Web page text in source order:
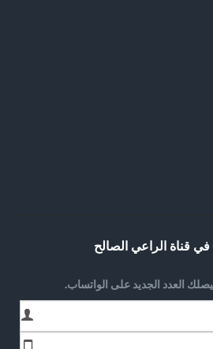
في قناة الراعي الصالح
العدد الجديد على الواتساب.